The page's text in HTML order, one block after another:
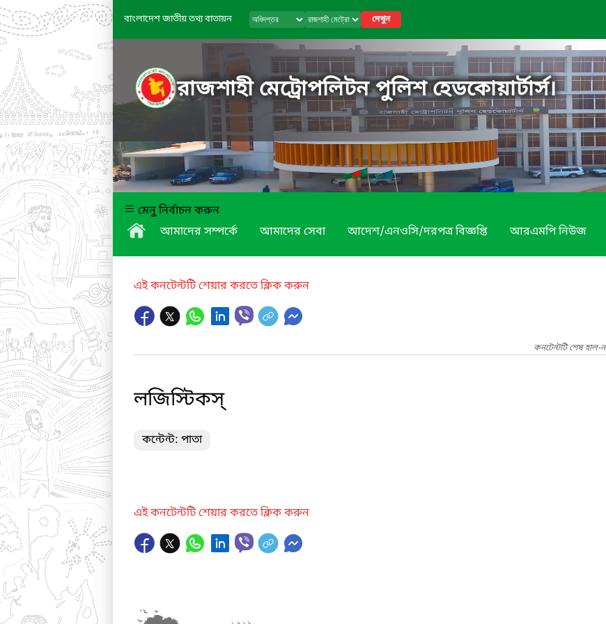
বাংলাদেশ জাতীয় তথ্য বাতায়ন দেখুন
রাজশাহী মেট্রোপলিটন পুলিশ হেডকোয়ার্টার্স।
মেনু নির্বাচন করুন
আমাদের সম্পর্কে
আমাদের সেবা আদেশ/এনওসি/দরপত্র বিজ্ঞপ্তি আরএমপি নিউজ
এই কনটেন্টটি শেয়ার করতে ক্লিক করুন
কনটেন্টটি শেষ
লজিস্টিকস্
কন্টেন্ট: পাতা
এই কনটেন্টটি শেয়ার করতে ক্লিক করুন